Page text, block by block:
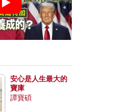
安心是人生最大的
寶庫
譚寶碩